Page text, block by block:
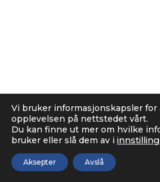
Vi bruker informasjonskapsler for
opplevelsen på nettstedet vårt.
Du kan finne ut mer om hvilke
bruker eller slå dem av i
Aksepter Avslå